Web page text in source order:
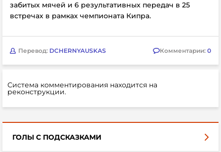
забитых мячей и 6 результативных передач в 25
встречах в рамках чемпионата Кипра.
Перевод: DCHERNYAUSKAS Комментарии: 0
Система комментирования находится на
реконструкции.
ГОЛЫ С ПОДСКАЗКАМИ